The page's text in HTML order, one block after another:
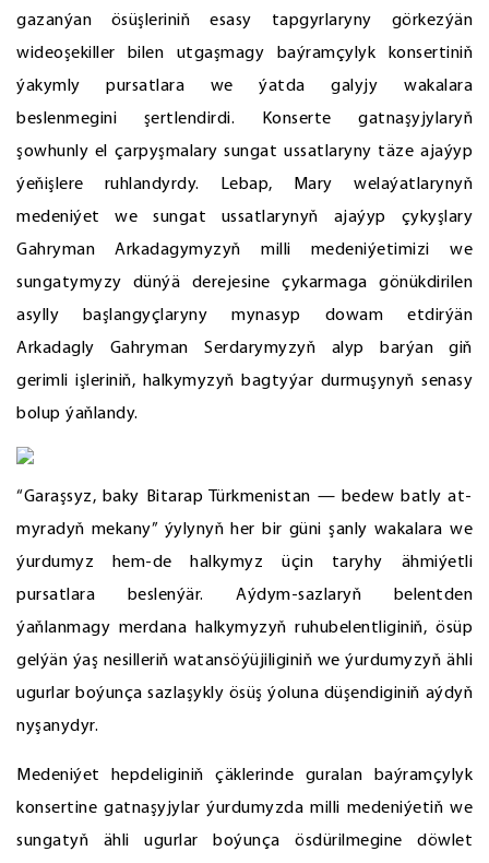
gazanýan ösüşleriniň esasy tapgyrlaryny görkezýän
wideoşekiller bilen utgaşmagy baýramçylyk konsertiniň
ýakymly pursatlara we ýatda galyjy wakalara
beslenmegini şertlendirdi. Konserte gatnaşyjylaryň
şowhunly el çarpyşmalary sungat ussatlaryny täze ajaýyp
ýeňişlere ruhlandyrdy. Lebap, Mary welaýatlarynyň
medeniýet we sungat ussatlarynyň ajaýyp çykyşlary
Gahryman Arkadagymyzyň milli medeniýetimizi we
sungatymyzy dünýä derejesine çykarmaga gönükdirilen
asylly başlangyçlaryny mynasyp dowam etdirýän
Arkadagly Gahryman Serdarymyzyň alyp barýan giň
gerimli işleriniň, halkymyzyň bagtyýar durmuşynyň senasy
bolup ýaňlandy.
“Garaşsyz, baky Bitarap Türkmenistan — bedew batly at-
myradyň mekany” ýylynyň her bir güni şanly wakalara we
ýurdumyz hem-de halkymyz üçin taryhy ähmiýetli
pursatlara beslenýär. Aýdym-sazlaryň belentden
ýaňlanmagy merdana halkymyzyň ruhubelentliginiň, ösüp
gelýän ýaş nesilleriň watansöýüjiliginiň we ýurdumyzyň ähli
ugurlar boýunça sazlaşykly ösüş ýoluna düşendiginiň aýdyň
nyşanydyr.
Medeniýet hepdeliginiň çäklerinde guralan baýramçylyk
konsertine gatnaşyjylar ýurdumyzda milli medeniýetiň we
sungatyň ähli ugurlar boýunça ösdürilmegine döwlet